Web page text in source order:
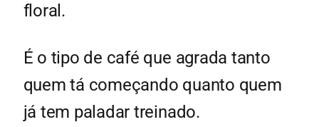
floral.
É o tipo de café que agrada tanto
quem tá começando quanto quem
já tem paladar treinado.